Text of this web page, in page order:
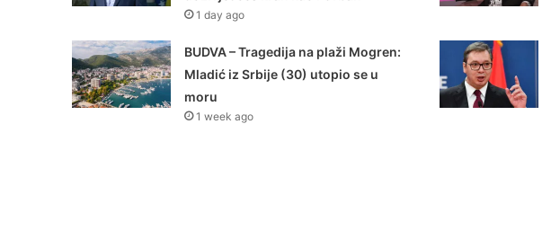
1 day ago
BUDVA – Tragedija na plaži Mogren:
Mladić iz Srbije (30) utopio se u
moru
1 week ago